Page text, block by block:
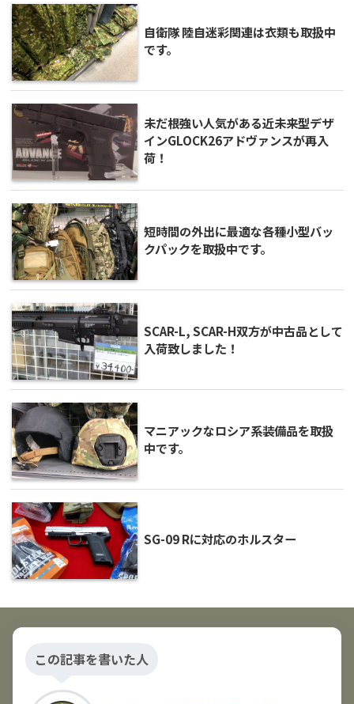
自衛隊 陸自迷彩関連は衣類も取扱中
です。
未だ根強い人気がある近未来型デザ
インGLOCK26アドヴァンスが再入
荷！
短時間の外出に最適な各種小型バッ
クパックを取扱中です。
SCAR-L, SCAR-H双方が中古品として
入荷致しました！
マニアックなロシア系装備品を取扱
中です。
SG-09 Rに対応のホルスター
この記事を書いた人